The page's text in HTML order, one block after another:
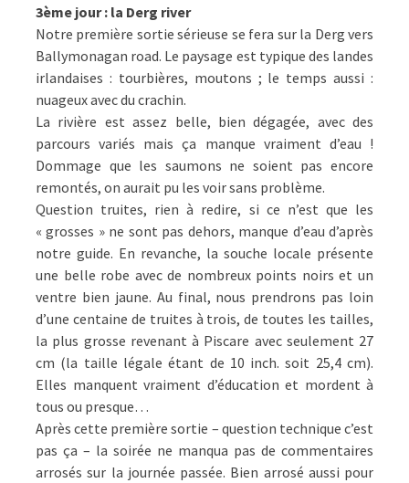
3ème jour : la Derg river
Notre première sortie sérieuse se fera sur la Derg vers
Ballymonagan road. Le paysage est typique des landes
irlandaises : tourbières, moutons ; le temps aussi :
nuageux avec du crachin.
La rivière est assez belle, bien dégagée, avec des
parcours variés mais ça manque vraiment d’eau !
Dommage que les saumons ne soient pas encore
remontés, on aurait pu les voir sans problème.
Question truites, rien à redire, si ce n’est que les
« grosses » ne sont pas dehors, manque d’eau d’après
notre guide. En revanche, la souche locale présente
une belle robe avec de nombreux points noirs et un
ventre bien jaune. Au final, nous prendrons pas loin
d’une centaine de truites à trois, de toutes les tailles,
la plus grosse revenant à Piscare avec seulement 27
cm (la taille légale étant de 10 inch. soit 25,4 cm).
Elles manquent vraiment d’éducation et mordent à
tous ou presque…
Après cette première sortie – question technique c’est
pas ça – la soirée ne manqua pas de commentaires
arrosés sur la journée passée. Bien arrosé aussi pour